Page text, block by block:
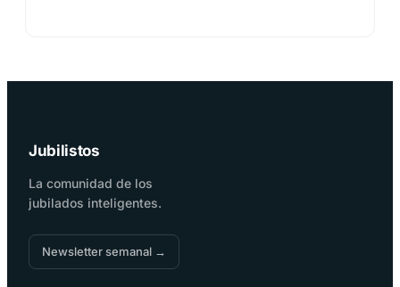
Jubilistos
La comunidad de los
jubilados inteligentes.
Newsletter semanal →